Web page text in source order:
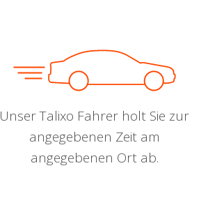
Unser Talixo Fahrer holt Sie zur
angegebenen Zeit am
angegebenen Ort ab.